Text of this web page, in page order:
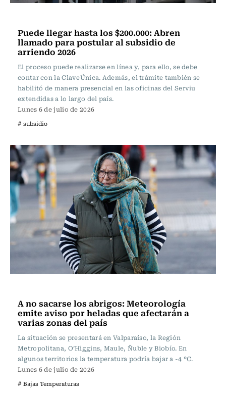
Puede llegar hasta los $200.000: Abren
llamado para postular al subsidio de
arriendo 2026
El proceso puede realizarse en línea y, para ello, se debe
contar con la ClaveÚnica. Además, el trámite también se
habilitó de manera presencial en las oficinas del Serviu
extendidas a lo largo del país.
Lunes 6 de julio de 2026
# subsidio
A no sacarse los abrigos: Meteorología
emite aviso por heladas que afectarán a
varias zonas del país
La situación se presentará en Valparaíso, la Región
Metropolitana, O’Higgins, Maule, Ñuble y Biobío. En
algunos territorios la temperatura podría bajar a -4 °C.
Lunes 6 de julio de 2026
# Bajas Temperaturas